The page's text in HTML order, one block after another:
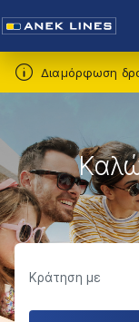
Διαμόρφωση
Κράτηση με